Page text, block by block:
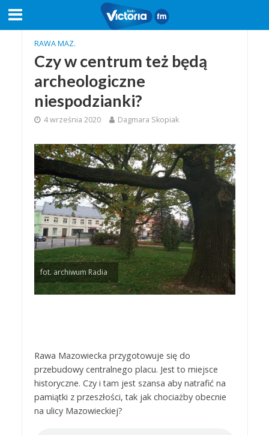
RAWA MAZ.
Czy w centrum też będą
archeologiczne
niespodzianki?
4 września 2020 Dagmara Skopiak
fot. archiwum Radia
Rawa Mazowiecka przygotowuje się do
przebudowy centralnego placu. Jest to miejsce
historyczne. Czy i tam jest szansa aby natrafić na
pamiątki z przeszłości, tak jak chociażby obecnie
na ulicy Mazowieckiej?